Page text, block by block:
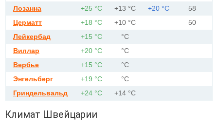
Лозанна
+25 °С +13 °С +20 °С
58
Церматт
+18 °С +10 °С
50
Лейкербад
+15 °С
°С
Виллар
+20 °С
°С
Вербье
+15 °С
°С
Энгельберг
+19 °С
°С
Гриндельвальд
+24 °С +14 °С
Климат Швейцарии